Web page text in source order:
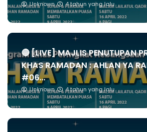
Unknown 4 tahun yang lalu
🔴 [LIVE] MAJLIS PENUTUPAN
KHAS RAMADAN : AHLAN YA
#06...
Unknown 4 tahun yang lalu